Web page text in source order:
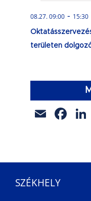
08.27. 09:00 - 15:30
területen
Email
SZÉKHELY